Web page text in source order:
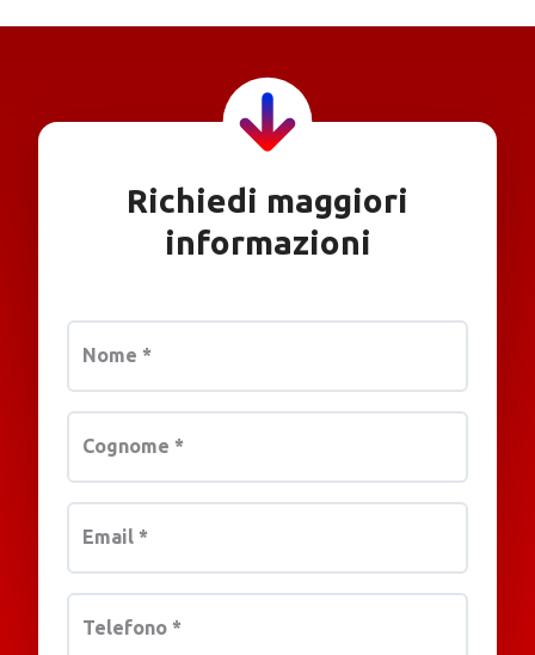
Richiedi maggiori
informazioni
Nome *
Cognome *
Email *
Telefono *